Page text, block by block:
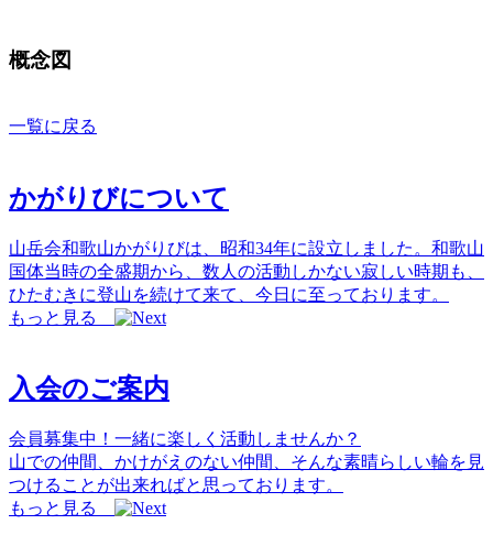
概念図
一覧に戻る
かがりびについて
山岳会和歌山かがりびは、昭和34年に設立しました。和歌山
国体当時の全盛期から、数人の活動しかない寂しい時期も、
ひたむきに登山を続けて来て、今日に至っております。
もっと見る
入会のご案内
会員募集中！一緒に楽しく活動しませんか？
山での仲間、かけがえのない仲間、そんな素晴らしい輪を見
つけることが出来ればと思っております。
もっと見る